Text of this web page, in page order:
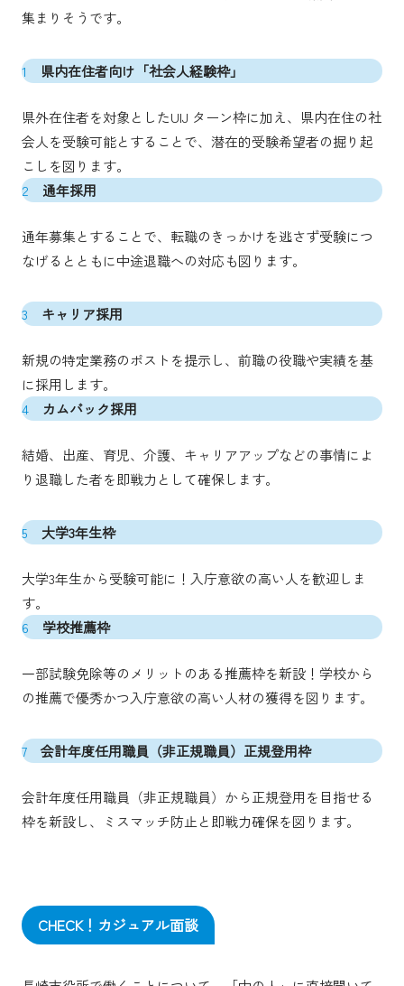
集まりそうです。
1 県内在住者向け「社会人経験枠」
県外在住者を対象としたUIJ ターン枠に加え、県内在住の社
会人を受験可能とすることで、潜在的受験希望者の掘り起
こしを図ります。
2 通年採用
通年募集とすることで、転職のきっかけを逃さず受験につ
なげるとともに中途退職への対応も図ります。
3 キャリア採用
新規の特定業務のポストを提示し、前職の役職や実績を基
に採用します。
4 カムバック採用
結婚、出産、育児、介護、キャリアアップなどの事情によ
り退職した者を即戦力として確保します。
5 大学3年生枠
大学3年生から受験可能に！入庁意欲の高い人を歓迎しま
す。
6 学校推薦枠
一部試験免除等のメリットのある推薦枠を新設！学校から
の推薦で優秀かつ入庁意欲の高い人材の獲得を図ります。
7会計年度任用職員（非正規職員）正規登用枠
会計年度任用職員（非正規職員）から正規登用を目指せる
枠を新設し、ミスマッチ防止と即戦力確保を図ります。
CHECK！カジュアル面談